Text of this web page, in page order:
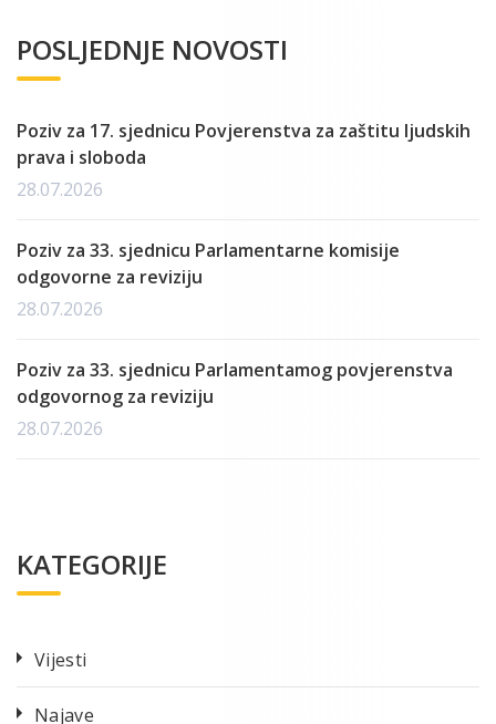
POSLJEDNJE NOVOSTI
Poziv za 17. sjednicu Povjerenstva za zaštitu ljudskih
prava i sloboda
28.07.2026
Poziv za 33. sjednicu Parlamentarne komisije
odgovorne za reviziju
28.07.2026
Poziv za 33. sjednicu Parlamentamog povjerenstva
odgovornog za reviziju
28.07.2026
KATEGORIJE
Vijesti
Najave